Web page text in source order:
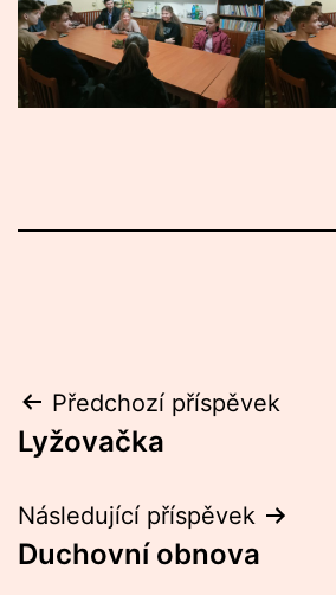
Navigace
pro
příspěvek
Předchozí příspěvek
Lyžovačka
Následující příspěvek
Duchovní obnova